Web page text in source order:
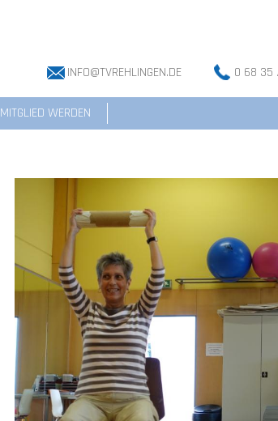
INFO@TVREHLINGEN.DE 0 68 35
MITGLIED WERDEN